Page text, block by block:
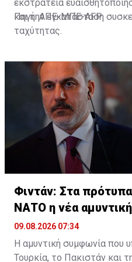
εκστρατεία
και την εγκατάσταση
ταχύτητας.
Πηγή: ΑΠΕ-ΜΠΕ-AFP
Φιντάν: Στα
ΝΑΤΟ η νέα
09.08.2026 07:34
Η αμυντική συμφωνία που
Τουρκία, το Πακιστάν και